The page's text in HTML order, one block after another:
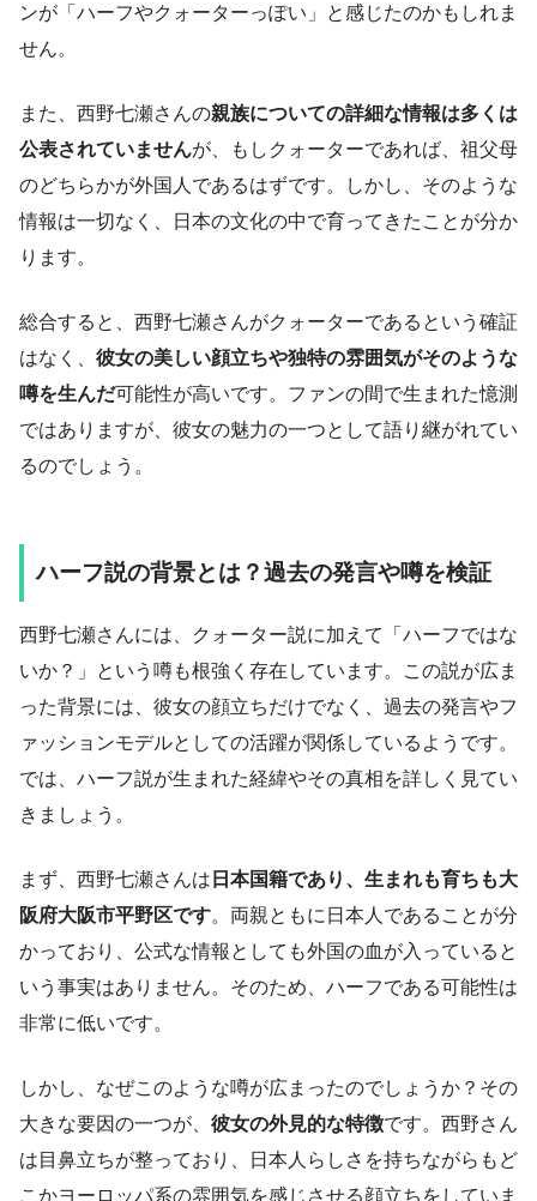
ンが「ハーフやクォーターっぽい」と感じたのかもしれま
せん。
また、西野七瀬さんの親族についての詳細な情報は多くは
公表されていませんが、もしクォーターであれば、祖父母
のどちらかが外国人であるはずです。しかし、そのような
情報は一切なく、日本の文化の中で育ってきたことが分か
ります。
総合すると、西野七瀬さんがクォーターであるという確証
はなく、 彼女の美しい顔立ちや独特の雰囲気がそのような
噂を生んだ可能性が高いです。ファンの間で生まれた憶測
ではありますが、彼女の魅力の一つとして語り継がれてい
るのでしょう。
ハーフ説の背景とは？過去の発言や噂を検証
西野七瀬さんには、クォーター説に加えて「ハーフではな
いか？」という噂も根強く存在しています。この説が広ま
った背景には、彼女の顔立ちだけでなく、過去の発言やフ
ァッションモデルとしての活躍が関係しているようです。
では、ハーフ説が生まれた経緯やその真相を詳しく見てい
きましょう。
まず、西野七瀬さんは 日本国籍であり、生まれも育ちも大
阪府大阪市平野区です。両親ともに日本人であることが分
かっており、公式な情報としても外国の血が入っていると
いう事実はありません。そのため、ハーフである可能性は
非常に低いです。
しかし、なぜこのような噂が広まったのでしょうか？その
大きな要因の一つが、 彼女の外見的な特徴です。西野さん
は目鼻立ちが整っており、日本人らしさを持ちながらもど
こかヨーロッパ系の雰囲気を感じさせる顔立ちをしていま